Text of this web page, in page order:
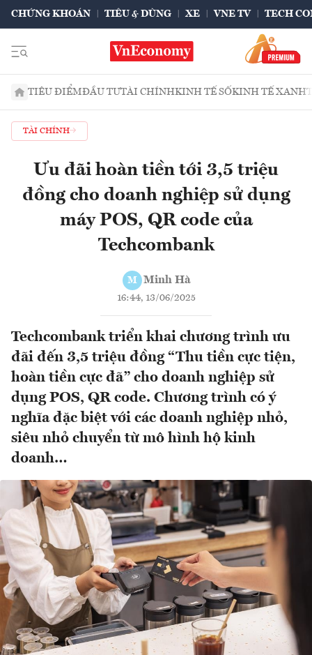
CHỨNG KHOÁN TIÊU & DÙNG XE VNE TV TECH
TIÊU ĐIỂMĐẦU TƯTÀI CHÍNHKINH TẾ SỐKINH TẾ XANH
TÀI CHÍNH
Ưu đãi hoàn tiền tới 3,5 triệu
đồng cho doanh nghiệp sử dụng
máy POS, QR code của
Techcombank
M Minh Hà
16:44, 13/06/2025
Techcombank triển khai chương trình ưu
đãi đến 3,5 triệu đồng “Thu tiền cực tiện,
hoàn tiền cực đã” cho doanh nghiệp sử
dụng POS, QR code. Chương trình có ý
nghĩa đặc biệt với các doanh nghiệp nhỏ,
siêu nhỏ chuyển từ mô hình hộ kinh
doanh…